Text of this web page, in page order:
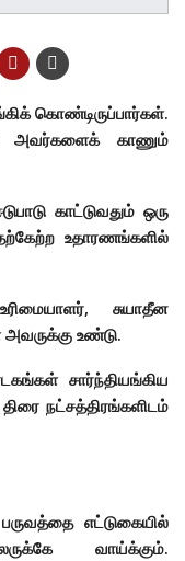
கொண்டிருப்பார்கள்.
அவர்களைக் காணும்
காட்டுவதும் ஒரு
உதாரணங்களில்
சுயாதீன
உண்டு.
சார்ந்தியங்கிய
நட்சத்திரங்களிடம்
எட்டுகையில்
வாய்க்கும்.